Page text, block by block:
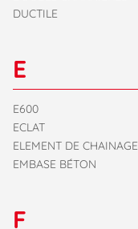
DUCTILE
E
E600
ECLAT
ELEMENT DE CHAINAGE
EMBASE BÉTON
F